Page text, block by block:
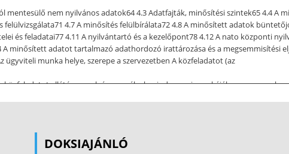
mentesülő nem nyilvános adatok64 4.3 Adatfajták, minősítési szintek65 4.4 A
4.7 A minősítés felülbírálata72 4.8 A minősített adatok
és feladatai77 4.11 A nyilvántartó és a kezelőpont78 4.12 A nato központi
adatot tartalmazó adathordozó irattározása és a megsemmisítési
ügyviteli munka helye, szerepe a szervezetben A közfeladatot (az
ellátó szervek és személyek mindennapi munkájához szorosan
belső szabályozókra épül. Jogszabályok határozzák meg az ügyvitel alapjait
DOKSIAJÁNLÓ